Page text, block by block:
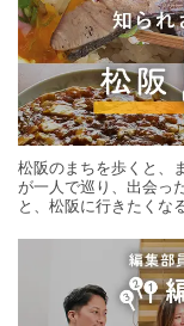
松阪のまちを歩くと、
が一人で巡り、出会っ
と、松阪に行きたくなる